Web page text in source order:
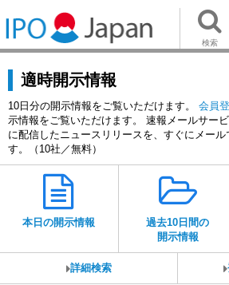
検索
適時開示情報
10日分の開示情報をご覧いただけます。 会員
示情報をご覧いただけます。 速報メールサー
に配信したニュースリリースを、すぐにメール
す。（10社／無料）
本日の開示情報
過去10日間の
開示情報
詳細検索